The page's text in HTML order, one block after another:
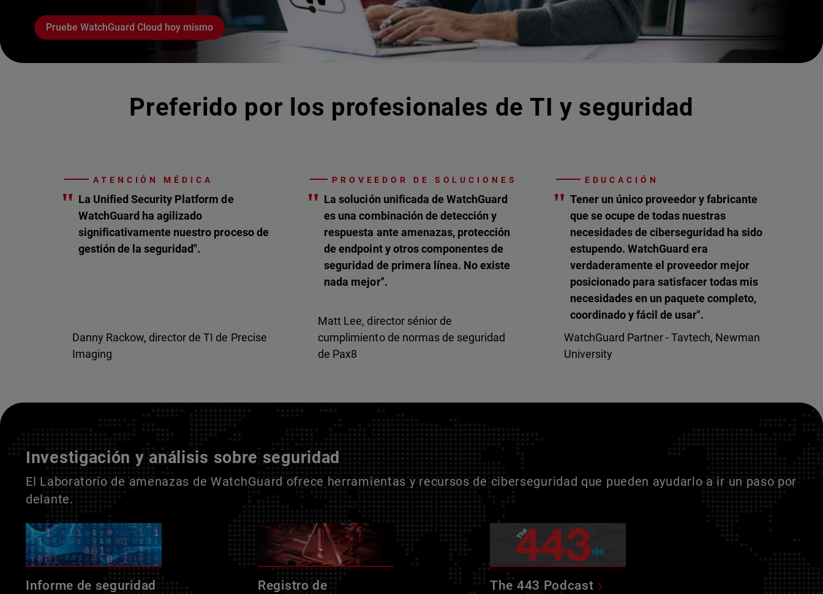
Pruebe WatchGuard Cloud hoy mismo
Preferido por los profesionales de TI y seguridad
ATENCIÓN MÉDICA
" La Unified Security Platform de
WatchGuard ha agilizado
significativamente nuestro proceso de
gestión de la seguridad".
Danny Rackow, director de TI de Precise
Imaging
PROVEEDOR DE SOLUCIONES
" La solución unificada de WatchGuard
es una combinación de detección y
respuesta ante amenazas, protección
de endpoint y otros componentes de
seguridad de primera línea. No existe
nada mejor".
Matt Lee, director sénior de
cumplimiento de normas de seguridad
de Pax8
EDUCACIÓN
" Tener un único proveedor y fabricante
que se ocupe de todas nuestras
necesidades de ciberseguridad ha sido
estupendo. WatchGuard era
verdaderamente el proveedor mejor
posicionado para satisfacer todas mis
necesidades en un paquete completo,
coordinado y fácil de usar".
WatchGuard Partner - Tavtech, Newman
University
Investigación y análisis sobre seguridad
El Laboratorio de amenazas de WatchGuard ofrece herramientas y recursos de ciberseguridad que pueden ayudarlo a ir un paso por
delante.
Informe de seguridad
Registro de
The 443 Podcast